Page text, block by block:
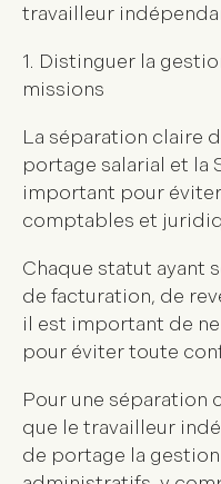
travailleur
1. Distinguer la
missions
La séparation claire
portage salarial et la
important pour
comptables et
Chaque statut ayant
de facturation, de
il est important de
pour éviter toute
Pour une séparation
que le travailleur
de portage la